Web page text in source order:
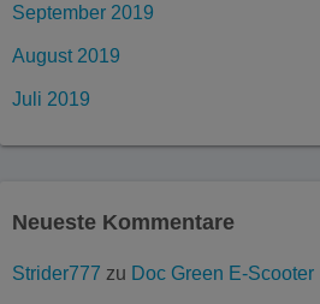
September 2019
August 2019
Juli 2019
Neueste Kommentare
Strider777 zu Doc Green E-Scooter